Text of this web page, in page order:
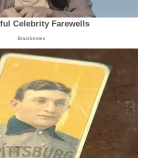
Celebrity Farewells
Brainberries